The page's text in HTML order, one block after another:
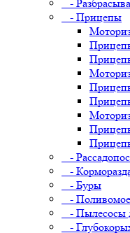
-
- Прицепы
-
-
- Буры
-
- Пылесосы
-